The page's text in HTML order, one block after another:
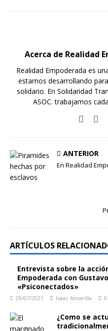
Acerca de Realidad
Realidad Empoderada es
estamos desarrollando
solidario. En Solidaridad
ASOC. trabajamos
ANTERIOR
En Realidad
ARTÍCULOS
Entrevista sobre la
Empoderada con
«Psiconectados»
29/07/2021 Isaac Amarilla 0
¿Como se